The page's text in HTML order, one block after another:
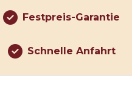
Festpreis-Garantie
Schnelle Anfahrt